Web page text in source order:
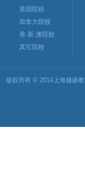
英国院校
加拿大院校
香.新.澳院校
其它院校
版权所有 © 2014上海越扬